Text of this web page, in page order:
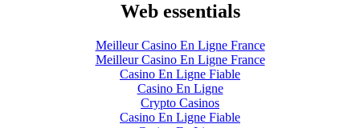
Web essentials
Meilleur Casino En Ligne France
Meilleur Casino En Ligne France
Casino En Ligne Fiable
Casino En Ligne
Crypto Casinos
Casino En Ligne Fiable